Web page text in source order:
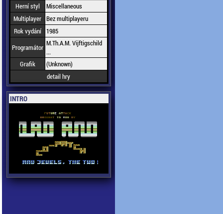
Herní styl
Miscellaneous
Multiplayer Bez multiplayeru
Rok vydání
1985
Programátor M.Th.A.M. Vijftigschild
...
Grafik
(Unknown)
detail hry
INTRO